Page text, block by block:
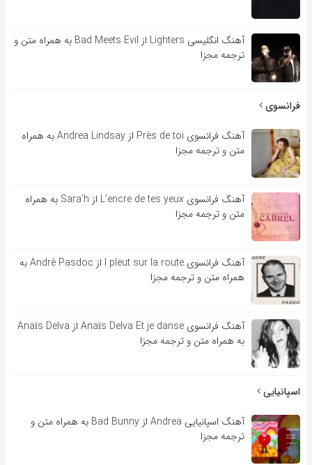
آهنگ انگلیسی Lighters از Bad Meets Evil به همراه متن و
ترجمه مجزا
فرانسوی
آهنگ فرانسوی Près de toi از Andrea Lindsay به همراه
متن و ترجمه مجزا
آهنگ فرانسوی L’encre de tes yeux از Sara’h به همراه
متن و ترجمه مجزا
آهنگ فرانسوی l pleut sur la route از André Pasdoc به
همراه متن و ترجمه مجزا
آهنگ فرانسوی Anaïs Delva Et je danse از Anaïs Delva
به همراه متن و ترجمه مجزا
اسپانیایی
آهنگ اسپانیایی Andrea از Bad Bunny به همراه متن و
ترجمه مجزا